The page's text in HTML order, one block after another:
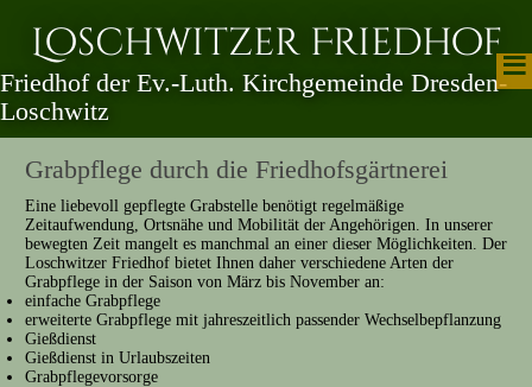
Loschwitzer Friedhof
Friedhof der Ev.-Luth. Kirchgemeinde Dresden-
Loschwitz
≡
Grabpflege durch die Friedhofsgärtnerei
Eine liebevoll gepflegte Grabstelle benötigt regelmäßige
Zeitaufwendung, Ortsnähe und Mobilität der Angehörigen. In unserer
bewegten Zeit mangelt es manchmal an einer dieser Möglichkeiten. Der
Loschwitzer Friedhof bietet Ihnen daher verschiedene Arten der
Grabpflege in der Saison von März bis November an:
einfache Grabpflege
erweiterte Grabpflege mit jahreszeitlich passender Wechselbepflanzung
Gießdienst
Gießdienst in Urlaubszeiten
Grabpflegevorsorge